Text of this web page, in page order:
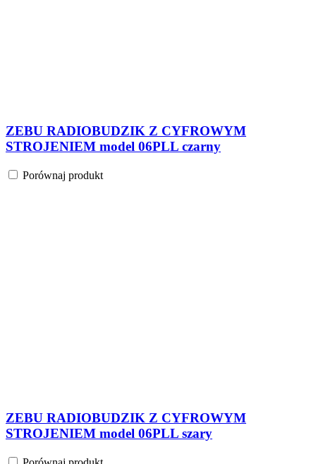
ZEBU RADIOBUDZIK Z CYFROWYM
STROJENIEM model 06PLL czarny
Porównaj produkt
ZEBU RADIOBUDZIK Z CYFROWYM
STROJENIEM model 06PLL szary